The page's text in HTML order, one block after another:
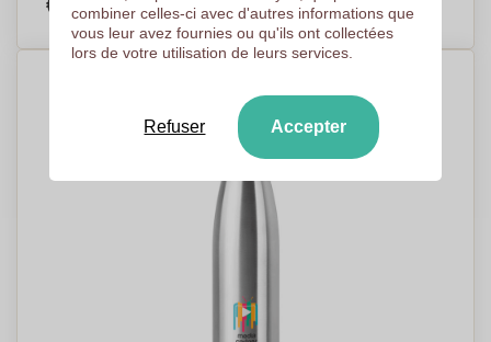
Par pièce, basé sur 500 pièces
combiner celles-ci avec d'autres informations que
vous leur avez fournies ou qu'ils ont collectées
lors de votre utilisation de leurs services.
Refuser Accepter